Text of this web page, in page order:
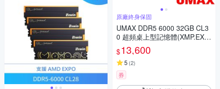
原廠終身保固
UMAX DDR5 6000 32GB CL3
0 超頻桌上型記憶體(XMP.EXP
O雙參數)(16Gx2)
$13,600
5 (2)
券